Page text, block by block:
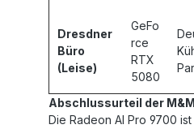
Dresdner
Büro
(Leise)
GeFo
rce
RTX
5080
Abschlussurteil der
Die Radeon AI Pro 9700